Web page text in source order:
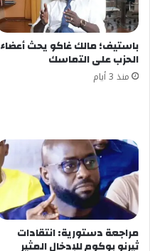
باستيف؛ مالك غاكو يحث أعضاء
الحزب على التماسك
منذ 3 أيام
مراجعة دستورية: انتقادات
ثيرنو بوكوم للإدخال المثير